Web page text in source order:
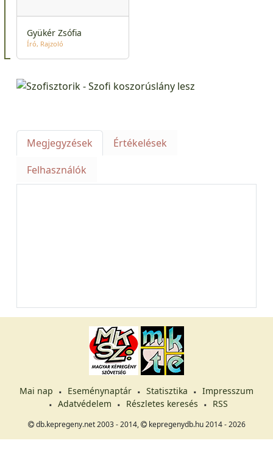
Gyükér Zsófia
Író Rajzoló
Megjegyzések
Értékelések
Felhasználók
Mai nap Eseménynaptár Statisztika
Impresszum
Adatvédelem
Részletes keresés RSS
db.kepregeny.net 2003 - 2014, kepregenydb.hu 2014 - 2026